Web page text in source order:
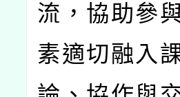
流，協助參
素適切融入